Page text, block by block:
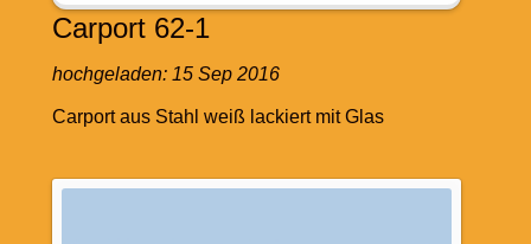
Carport 62-1
hochgeladen: 15 Sep 2016
Carport aus Stahl weiß lackiert mit Glas